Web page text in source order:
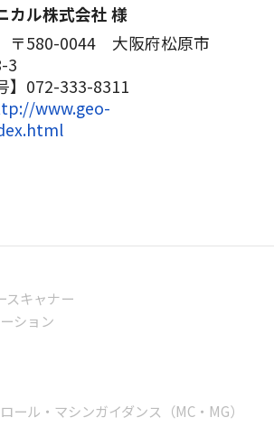
カル株式会社 様
〒580-0044 大阪府松原市
3
】072-333-8311
www.geo-
スキャナー
ション
ール・マシンガイダンス（MC・MG）